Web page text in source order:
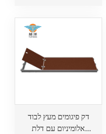
דק פיגומים מעץ לבוד
אלומיניום עם דלת